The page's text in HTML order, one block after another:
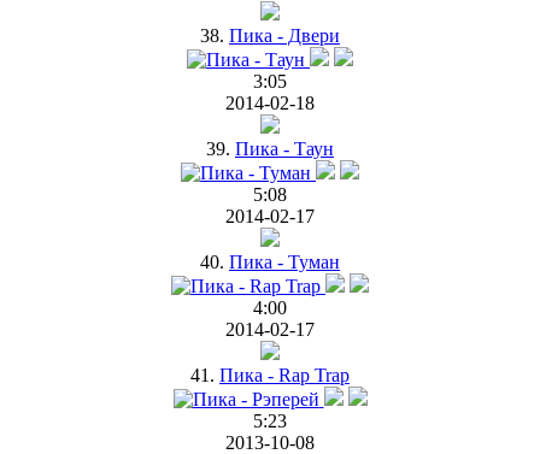
38. Пика - Двери
3:05
2014-02-18
39. Пика - Таун
5:08
2014-02-17
40. Пика - Туман
4:00
2014-02-17
41. Пика - Rap Trap
5:23
2013-10-08